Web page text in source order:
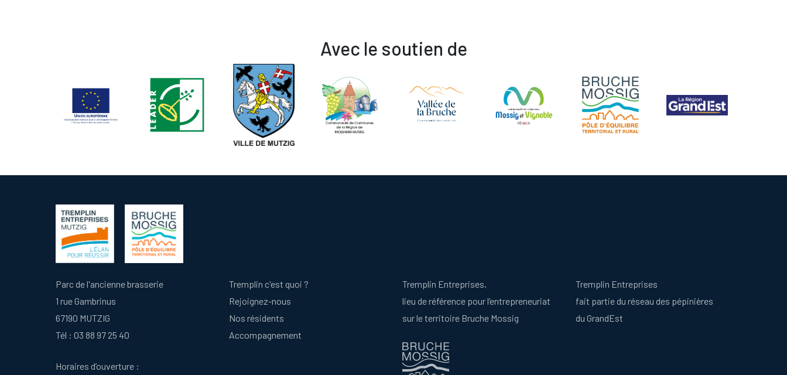
Avec le soutien de
Parc de l'ancienne brasserie
1 rue Gambrinus
67190 MUTZIG
Tél : 03 88 97 25 40
Horaires d’ouverture :
Tremplin c'est quoi ?
Rejoignez-nous
Nos résidents
Accompagnement
Tremplin Entreprises,
lieu de référence pour l’entrepreneuriat
sur le territoire Bruche Mossig
Tremplin Entreprises
fait partie du réseau des pépinières
du GrandEst